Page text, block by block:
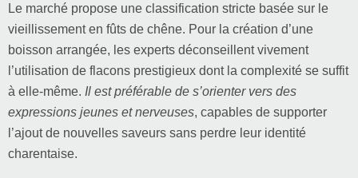
Le marché propose une classification stricte basée sur le
vieillissement en fûts de chêne. Pour la création d’une
boisson arrangée, les experts déconseillent vivement
l’utilisation de flacons prestigieux dont la complexité se suffit
à elle-même. Il est préférable de s’orienter vers des
expressions jeunes et nerveuses, capables de supporter
l’ajout de nouvelles saveurs sans perdre leur identité
charentaise.